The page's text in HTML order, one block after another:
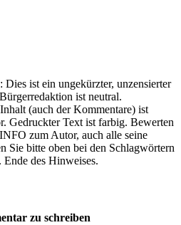
Dies ist ein ungekürzter, unzensierter
ist neutral.
(auch der Kommentare) ist
Gedruckter Text ist farbig. Bewerten
zum Autor, auch alle seine
Sie bitte oben bei den Schlagwörtern
des Hinweises.
zu schreiben